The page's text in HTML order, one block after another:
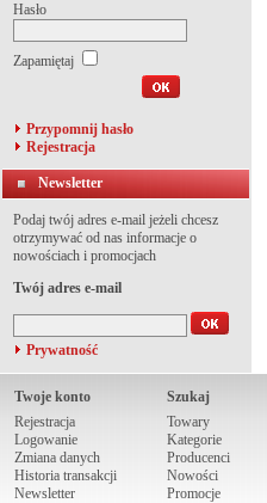
Hasło
Zapamiętaj
Przypomnij hasło
Rejestracja
Newsletter
Podaj twój adres e-mail jeżeli chcesz
otrzymywać od nas informacje o
nowościach i promocjach
Twój adres e-mail
Prywatność
Twoje konto
Rejestracja
Logowanie
Zmiana danych
Historia transakcji
Newsletter
Szukaj
Towary
Kategorie
Producenci
Nowości
Promocje